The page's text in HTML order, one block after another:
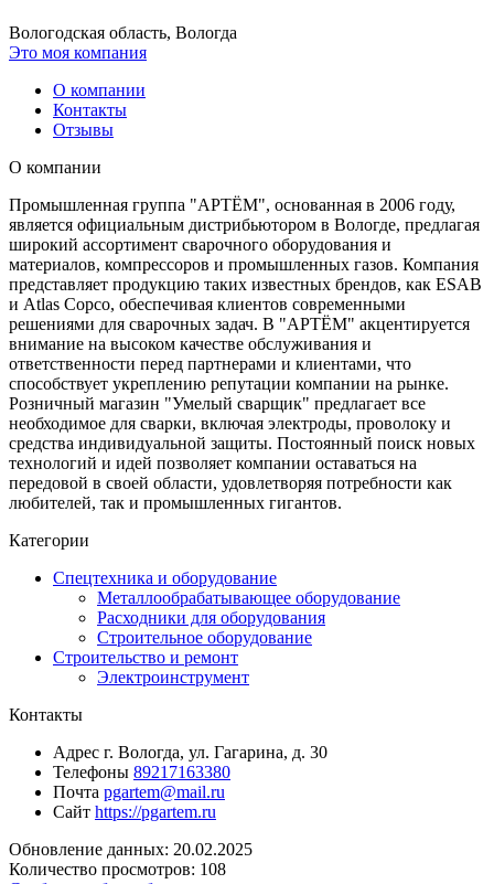
Вологодская область, Вологда
Это моя компания
О компании
Контакты
Отзывы
О компании
Промышленная группа "АРТЁМ", основанная в 2006 году,
является официальным дистрибьютором в Вологде, предлагая
широкий ассортимент сварочного оборудования и
материалов, компрессоров и промышленных газов. Компания
представляет продукцию таких известных брендов, как ESAB
и Atlas Copco, обеспечивая клиентов современными
решениями для сварочных задач. В "АРТЁМ" акцентируется
внимание на высоком качестве обслуживания и
ответственности перед партнерами и клиентами, что
способствует укреплению репутации компании на рынке.
Розничный магазин "Умелый сварщик" предлагает все
необходимое для сварки, включая электроды, проволоку и
средства индивидуальной защиты. Постоянный поиск новых
технологий и идей позволяет компании оставаться на
передовой в своей области, удовлетворяя потребности как
любителей, так и промышленных гигантов.
Категории
Спецтехника и оборудование
Металлообрабатывающее оборудование
Расходники для оборудования
Строительное оборудование
Строительство и ремонт
Электроинструмент
Контакты
Адрес г. Вологда, ул. Гагарина, д. 30
Телефоны 89217163380
Почта pgartem@mail.ru
Сайт https://pgartem.ru
Обновление данных: 20.02.2025
Количество просмотров: 108